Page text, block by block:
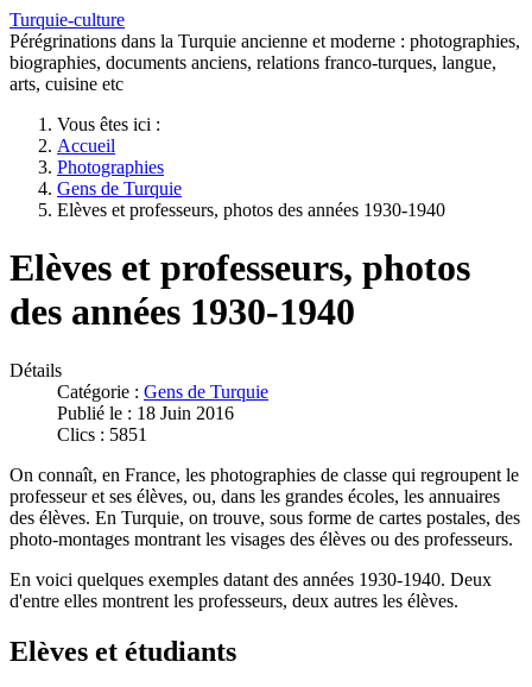
Turquie-culture
Pérégrinations dans la Turquie ancienne et moderne : photographies,
biographies, documents anciens, relations franco-turques, langue,
arts, cuisine etc
Vous êtes ici :
Accueil
Photographies
Gens de Turquie
Elèves et professeurs, photos des années 1930-1940
Elèves et professeurs, photos
des années 1930-1940
Détails
Catégorie : Gens de Turquie
Publié le : 18 Juin 2016
Clics : 5851
On connaît, en France, les photographies de classe qui regroupent le
professeur et ses élèves, ou, dans les grandes écoles, les annuaires
des élèves. En Turquie, on trouve, sous forme de cartes postales, des
photo-montages montrant les visages des élèves ou des professeurs.
En voici quelques exemples datant des années 1930-1940. Deux
d'entre elles montrent les professeurs, deux autres les élèves.
Elèves et étudiants